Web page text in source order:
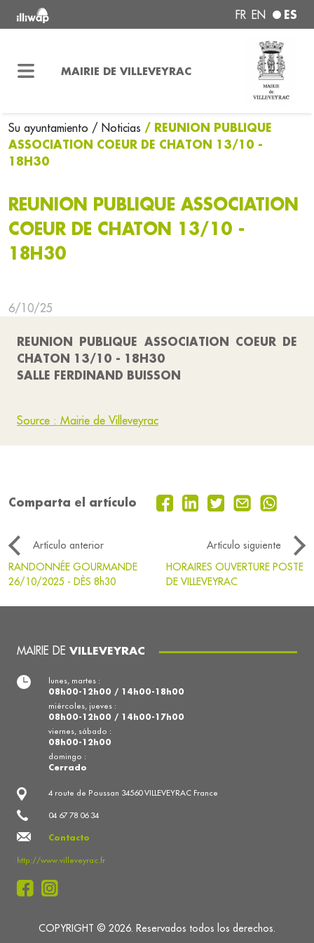
FR EN ES
MAIRIE DE VILLEVEYRAC
Su ayuntamiento / Noticias / REUNION PUBLIQUE
ASSOCIATION COEUR DE CHATON 13/10 -
18H30
REUNION PUBLIQUE ASSOCIATION
COEUR DE CHATON 13/10 -
18H30
6/10/25
REUNION PUBLIQUE ASSOCIATION COEUR DE
CHATON 13/10 - 18H30
SALLE FERDINAND BUISSON
Source : Mairie de Villeveyrac
Comparta el artículo
Artículo anterior
Artículo siguiente
RANDONNÉE GOURMANDE
26/10/2025 - DÈS 8h30
HORAIRES OUVERTURE POSTE
DE VILLEVEYRAC
MAIRIE DE VILLEVEYRAC
4 route de Poussan 34560 VILLEVEYRAC France
04 67 78 06 34
Contacto
http://www.villeveyrac.fr
lunes, martes :
08h00-12h00 / 14h00-18h00
miércoles, jueves :
08h00-12h00 / 14h00-17h00
viernes, sábado :
08h00-12h00
domingo :
Cerrado
COPYRIGHT © 2026. Reservados todos los derechos.